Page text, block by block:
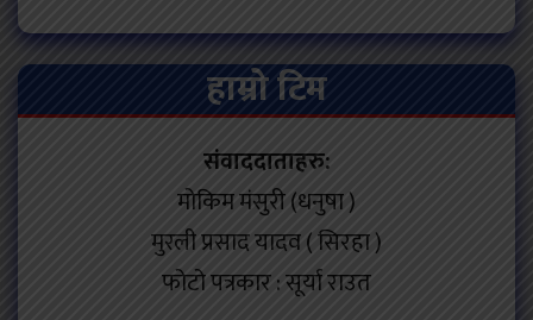
हाम्रो टिम
संवाददाताहरु:
मोकिम मंसुरी (धनुषा )
मुरली प्रसाद यादव ( सिरहा )
फोटो पत्रकार : सूर्या राउत